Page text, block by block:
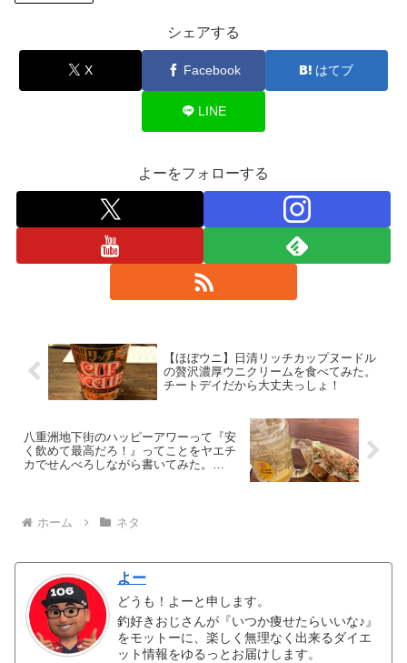
シェアする
X Facebook はてブ
LINE
よーをフォローする
【ほぼウニ】日清リッチカップヌードル
の贅沢濃厚ウニクリームを食べてみた。
チートデイだから大丈夫っしょ！
八重洲地下街のハッピーアワーって『安
く飲めて最高だろ！』ってことをヤエチ
カでせんべろしながら書いてみた。
ホーム ネタ
よー
どうも！よーと申します。
釣好きおじさんが『いつか痩せたらいいな♪』
をモットーに、楽しく無理なく出来るダイエ
ット情報をゆるっとお届けします。